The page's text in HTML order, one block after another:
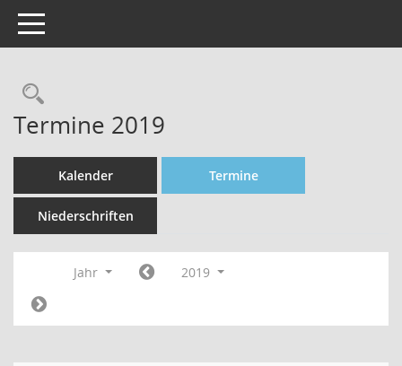
Toggle navigation
Rechercheauswahl
Termine 2019
Kalender Termine
Niederschriften
Jahr 2019